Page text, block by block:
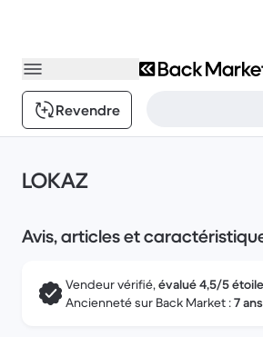
Revendre
LOKAZ
Avis, articles et
Vendeur vérifié,évalué 4,5/5
Ancienneté sur Back Market :7 ans